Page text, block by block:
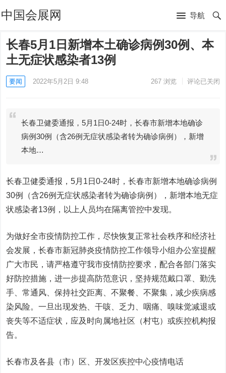
中国会展网 导航
长春5月1日新增本土确诊病例30例、本
土无症状感染者13例
要闻 2022年5月2日 9:48 267浏览 评论已关闭
长春卫健委通报，5月1日0-24时，长春市新增本地确诊
病例30例（含26例无症状感染者转为确诊病例），新增
本地…
长春卫健委通报，5月1日0-24时，长春市新增本地确诊病例
30例（含26例无症状感染者转为确诊病例），新增本地无症
状感染者13例，以上人员均在隔离管控中发现。
为做好全市疫情防控工作，尽快恢复正常社会秩序和经济社
会发展，长春市新冠肺炎疫情防控工作领导小组办公室提醒
广大市民，请严格遵守我市疫情防控要求，配合各部门落实
好防控措施，进一步提高防范意识，坚持规范戴口罩、勤洗
手、常通风、保持社交距离、不聚餐、不聚集，减少疾病感
染风险。一旦出现发热、干咳、乏力、咽痛、嗅味觉减退或
丧失等不适症状，应及时向属地社区（村屯）或疾控机构报
告。
长春市及各县（市）区、开发区疾控中心疫情电话